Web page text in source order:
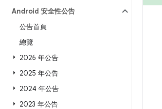
Android 安全性公告
公告首頁
總覽
2026 年公告
2025 年公告
2024 年公告
2023 年公告